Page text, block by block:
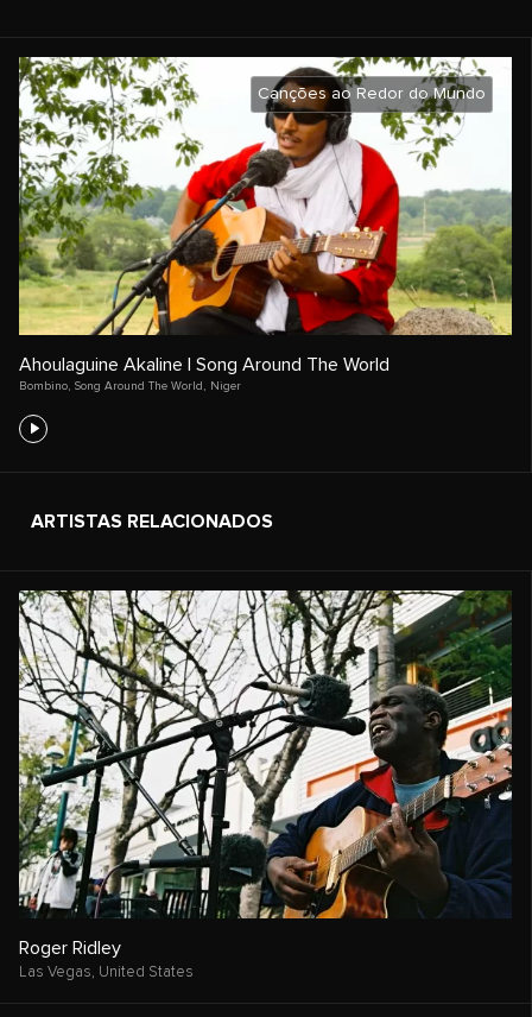
Canções ao Redor do Mundo
Ahoulaguine Akaline | Song Around The World
Bombino Song Around The World Niger
ARTISTAS RELACIONADOS
Roger Ridley
Las Vegas, United States